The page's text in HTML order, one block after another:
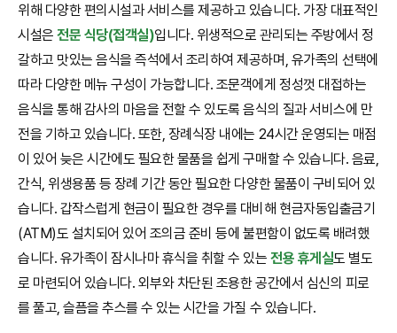
위해 다양한 편의시설과 서비스를 제공하고 있습니다. 가장 대표적인
시설은전문 식당(접객실)입니다. 위생적으로 관리되는 주방에서 정
갈하고 맛있는 음식을 즉석에서 조리하여 제공하며, 유가족의 선택에
따라 다양한 메뉴 구성이 가능합니다. 조문객에게 정성껏 대접하는
음식을 통해 감사의 마음을 전할 수 있도록 음식의 질과 서비스에 만
전을 기하고 있습니다. 또한, 장례식장 내에는 24시간 운영되는 매점
이 있어 늦은 시간에도 필요한 물품을 쉽게 구매할 수 있습니다. 음료,
간식, 위생용품 등 장례 기간 동안 필요한 다양한 물품이 구비되어 있
습니다. 갑작스럽게 현금이 필요한 경우를 대비해 현금자동입출금기
(ATM)도 설치되어 있어 조의금 준비 등에 불편함이 없도록 배려했
습니다. 유가족이 잠시나마 휴식을 취할 수 있는전용 휴게실도 별도
로 마련되어 있습니다. 외부와 차단된 조용한 공간에서 심신의 피로
를 풀고, 슬픔을 추스를 수 있는 시간을 가질 수 있습니다.